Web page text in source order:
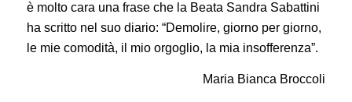
è molto cara una frase che la Beata Sandra Sabattini
ha scritto nel suo diario: “Demolire, giorno per giorno,
le mie comodità, il mio orgoglio, la mia insofferenza”.
Maria Bianca Broccoli